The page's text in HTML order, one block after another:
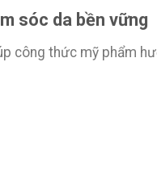
sóc da bền vững
công thức mỹ phẩm